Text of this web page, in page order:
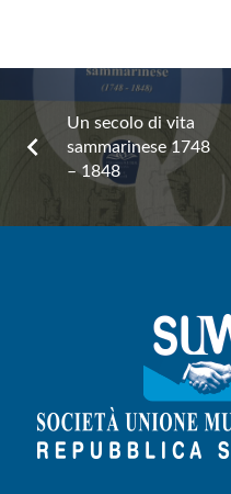
Un secolo di vita
sammarinese 1748
– 1848